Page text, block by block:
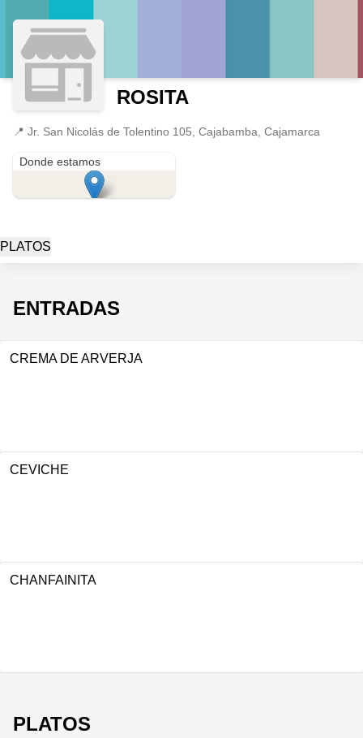
ROSITA
📍 Jr. San Nicolás de Tolentino 105, Cajabamba, Cajamarca
Donde estamos
PLATOS
ENTRADAS
CREMA DE ARVERJA
CEVICHE
CHANFAINITA
PLATOS